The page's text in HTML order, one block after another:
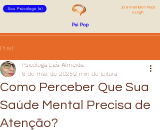
Psi Pop
Sou Psicólogo (a)
Já é membro? Faça
o Login
Post
Como Perceber Que Sua
Saúde Mental Precisa de
Atenção?
Psicóloga Laís Almeida
6 de mar. de 20252 min de leitura